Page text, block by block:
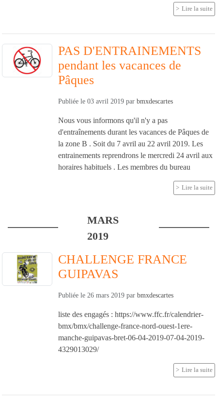
Lire la suite
PAS D'ENTRAINEMENTS
pendant les vacances de
Pâques
Publiée le 03 avril 2019 par bmxdescartes
Nous vous informons qu'il n'y a pas
d'entraînements durant les vacances de Pâques de
la zone B . Soit du 7 avril au 22 avril 2019. Les
entrainements reprendrons le mercredi 24 avril aux
horaires habituels . Les membres du bureau
Lire la suite
MARS
2019
CHALLENGE FRANCE
GUIPAVAS
Publiée le 26 mars 2019 par bmxdescartes
liste des engagés : https://www.ffc.fr/calendrier-
bmx/bmx/challenge-france-nord-ouest-1ere-
manche-guipavas-bret-06-04-2019-07-04-2019-
4329013029/
Lire la suite